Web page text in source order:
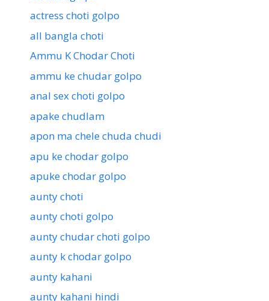
actress choti golpo
all bangla choti
Ammu K Chodar Choti
ammu ke chudar golpo
anal sex choti golpo
apake chudlam
apon ma chele chuda chudi
apu ke chodar golpo
apuke chodar golpo
aunty choti
aunty choti golpo
aunty chudar choti golpo
aunty k chodar golpo
aunty kahani
aunty kahani hindi